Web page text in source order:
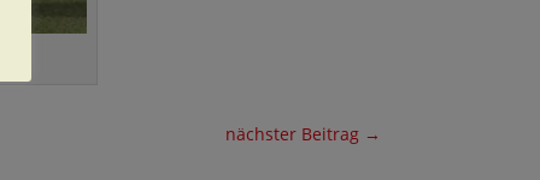
nächster Beitrag →